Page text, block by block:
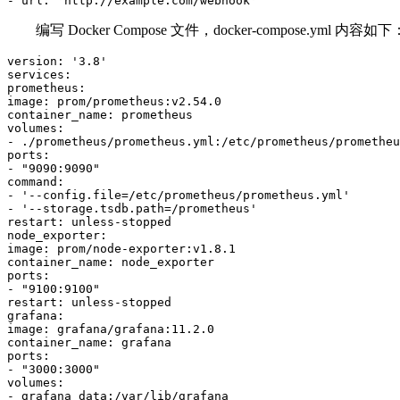
编写 Docker Compose 文件， docker-compose.yml 内容如下：
version: '3.8'
services:
prometheus:
image: prom/prometheus:v2.54.0
container_name: prometheus
volumes:
- ./prometheus/prometheus.yml:/etc/prometheus/
ports:
- "9090:9090"
command:
- '--config.file=/etc/prometheus/prometheus.yml'
- '--storage.tsdb.path=/prometheus'
restart: unless-stopped
node_exporter:
image: prom/node-exporter:v1.8.1
container_name: node_exporter
ports:
- "9100:9100"
restart: unless-stopped
grafana:
image: grafana/grafana:11.2.0
container_name: grafana
ports:
- "3000:3000"
volumes:
- grafana_data:/var/lib/grafana